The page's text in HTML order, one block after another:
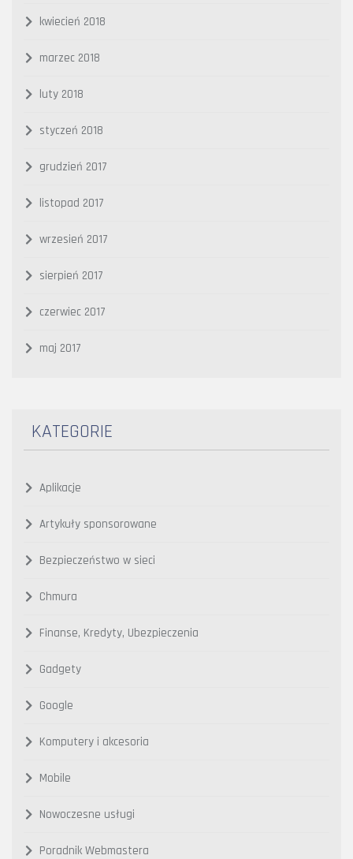
kwiecień 2018
marzec 2018
luty 2018
styczeń 2018
grudzień 2017
listopad 2017
wrzesień 2017
sierpień 2017
czerwiec 2017
maj 2017
KATEGORIE
Aplikacje
Artykuły sponsorowane
Bezpieczeństwo w sieci
Chmura
Finanse, Kredyty, Ubezpieczenia
Gadgety
Google
Komputery i akcesoria
Mobile
Nowoczesne usługi
Poradnik Webmastera